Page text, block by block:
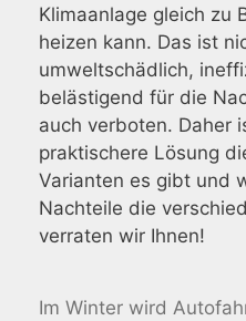
Klimaanlage gleich zu
heizen kann. Das ist
umweltschädlich,
belästigend für die
auch verboten. Daher
praktischere Lösung
Varianten es gibt und
Nachteile die
verraten wir Ihnen!
Im Winter wird